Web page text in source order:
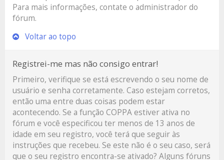
Para mais informações, contate o administrador do
fórum.
Voltar ao topo
Registrei-me mas não consigo entrar!
Primeiro, verifique se está escrevendo o seu nome de
usuário e senha corretamente. Caso estejam corretos,
então uma entre duas coisas podem estar
acontecendo. Se a função COPPA estiver ativa no
fórum e você especificou ter menos de 13 anos de
idade em seu registro, você terá que seguir às
instruções que recebeu. Se este não é o seu caso, será
que o seu registro encontra-se ativado? Alguns fóruns